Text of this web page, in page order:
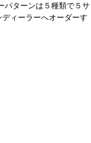
パターンは５種類で５サ
ィーラーへオーダーす